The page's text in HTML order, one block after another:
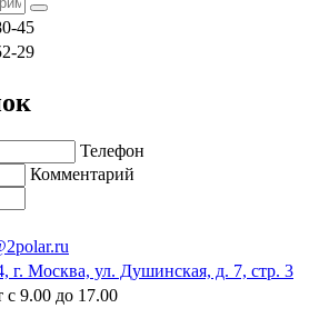
45
29
Телефон
Комментарий
г. Москва, ул. Душинская, д. 7, стр. 3
9.00 до 17.00